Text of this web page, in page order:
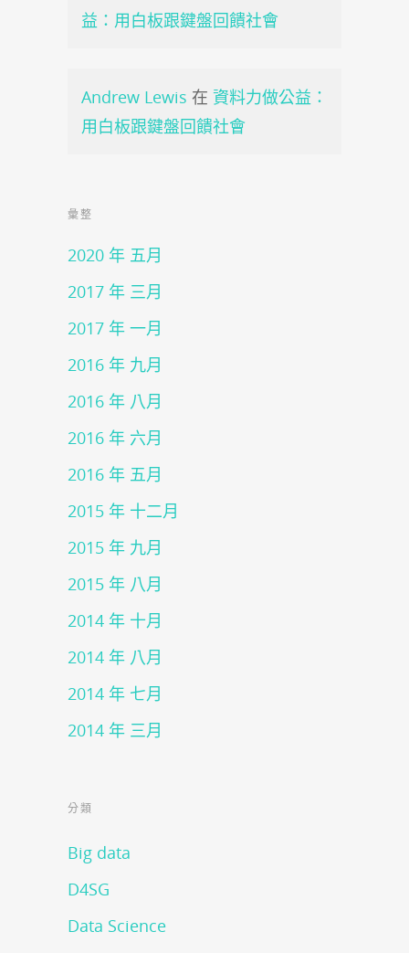
益：用白板跟鍵盤回饋社會
Andrew Lewis 在 資料力做公益：
用白板跟鍵盤回饋社會
彙整
2020 年 五月
2017 年 三月
2017 年 一月
2016 年 九月
2016 年 八月
2016 年 六月
2016 年 五月
2015 年 十二月
2015 年 九月
2015 年 八月
2014 年 十月
2014 年 八月
2014 年 七月
2014 年 三月
分類
Big data
D4SG
Data Science